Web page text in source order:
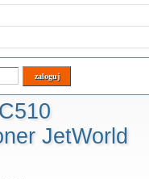
JetWorld